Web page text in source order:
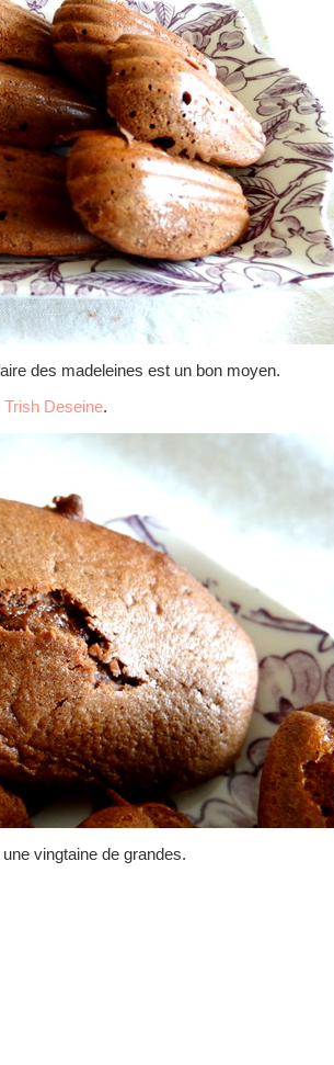
des madeleines est un bon moyen.
Trish Deseine.
vingtaine de grandes.